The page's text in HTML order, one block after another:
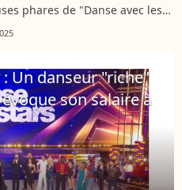
phares de "Danse avec les
Riera a entamé sa deuxième
Un danseur "riche"
son salaire à